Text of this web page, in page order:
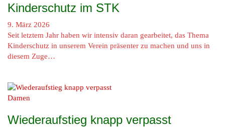
Kinderschutz im STK
9. März 2026
Seit letztem Jahr haben wir intensiv daran gearbeitet, das Thema
Kinderschutz in unserem Verein präsenter zu machen und uns in
diesem Zuge…
Damen
Wiederaufstieg knapp verpasst